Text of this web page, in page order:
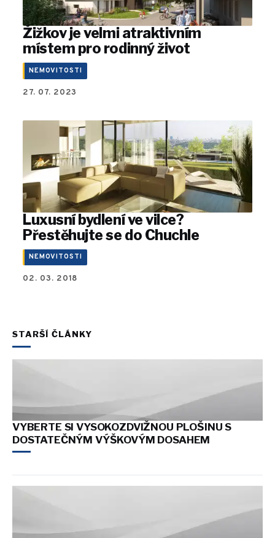
Žižkov je velmi atraktivním
místem pro rodinný život
NEMOVITOSTI
27. 07. 2023
Luxusní bydlení ve vilce?
Přestěhujte se do Chuchle
NEMOVITOSTI
02. 03. 2018
STARŠÍ ČLÁNKY
VYBERTE SI VYSOKOZDVIŽNOU PLOŠINU S
DOSTATEČNÝM VÝŠKOVÝM DOSAHEM